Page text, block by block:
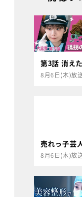
第3話 消え
8月6日(木)放
売れっ子芸
8月6日(木)放